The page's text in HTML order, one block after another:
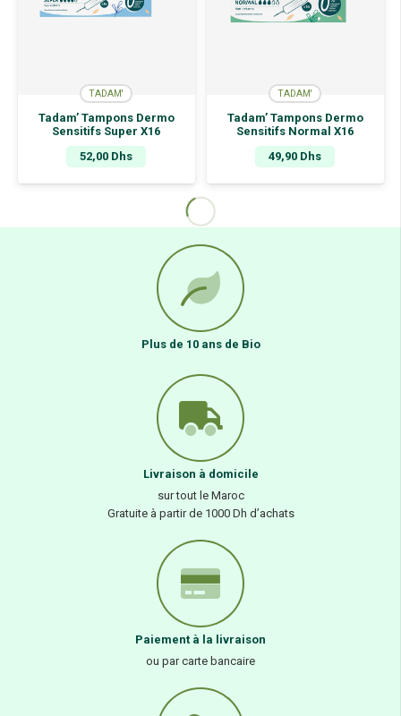
TADAM'
Tadam’ Tampons Dermo
Sensitifs Super X16
52,00 Dhs
TADAM'
Tadam’ Tampons Dermo
Sensitifs Normal X16
49,90 Dhs
Plus de 10 ans de Bio
Livraison à domicile
sur tout le Maroc
Gratuite à partir de 1000 Dh d’achats
Paiement à la livraison
ou par carte bancaire